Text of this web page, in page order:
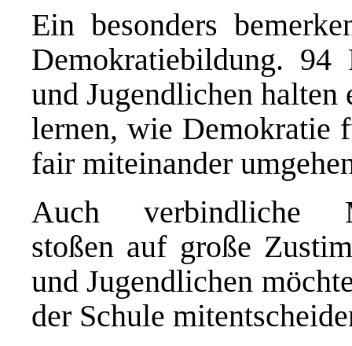
Ein besonders
Demokratiebildung. 94
und Jugendlichen
lernen, wie Demokratie
fair miteinander
Auch verbindliche
stoßen auf große
und Jugendlichen
der Schule